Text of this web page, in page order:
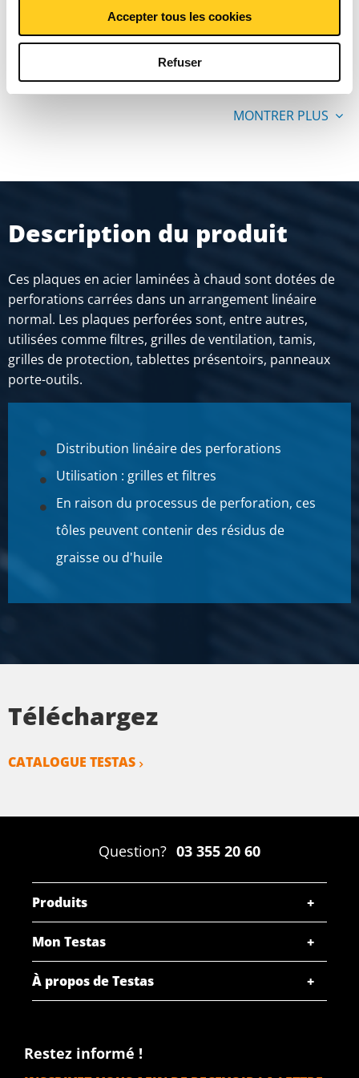
Accepter tous les cookies
Refuser
carré
MONTRER PLUS
Description du produit
Ces plaques en acier laminées à chaud sont dotées de
perforations carrées dans un arrangement linéaire
normal. Les plaques perforées sont, entre autres,
utilisées comme filtres, grilles de ventilation, tamis,
grilles de protection, tablettes présentoirs, panneaux
porte-outils.
Distribution linéaire des perforations
Utilisation : grilles et filtres
En raison du processus de perforation, ces
tôles peuvent contenir des résidus de
graisse ou d'huile
Téléchargez
CATALOGUE TESTAS
Question? 03 355 20 60
Produits
Mon Testas
À propos de Testas
Restez informé !